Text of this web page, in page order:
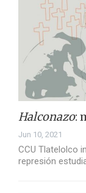
Halconazo:
Jun 10, 2021
CCU Tlatelolco
represión